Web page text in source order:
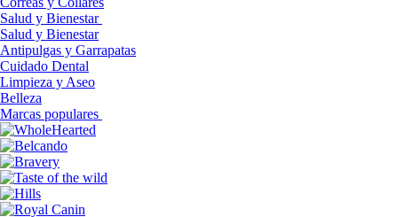
Salud y Bienestar
Salud y Bienestar
Antipulgas y Garrapatas
Cuidado Dental
Limpieza y Aseo
Belleza
Marcas populares